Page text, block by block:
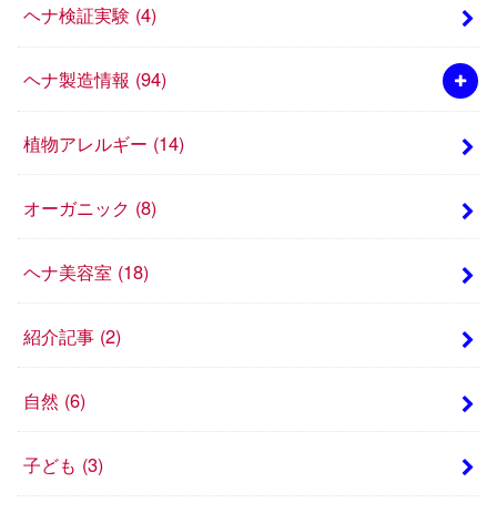
ヘナ検証実験 (4)
ヘナ製造情報 (94)
植物アレルギー (14)
オーガニック (8)
ヘナ美容室 (18)
紹介記事 (2)
自然 (6)
子ども (3)